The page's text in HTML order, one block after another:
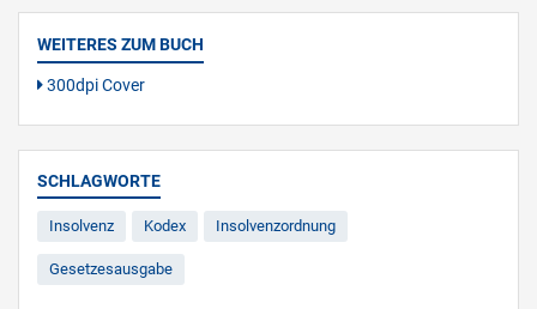
WEITERES ZUM BUCH
300dpi Cover
SCHLAGWORTE
Insolvenz Kodex Insolvenzordnung
Gesetzesausgabe